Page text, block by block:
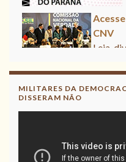
CNV
Leia,
MILITARES DA
DISSERAM NÃO